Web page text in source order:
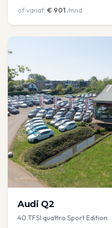
of vanaf: € 901 /mnd
Audi Q2
40 TFSI quattro Sport Edition